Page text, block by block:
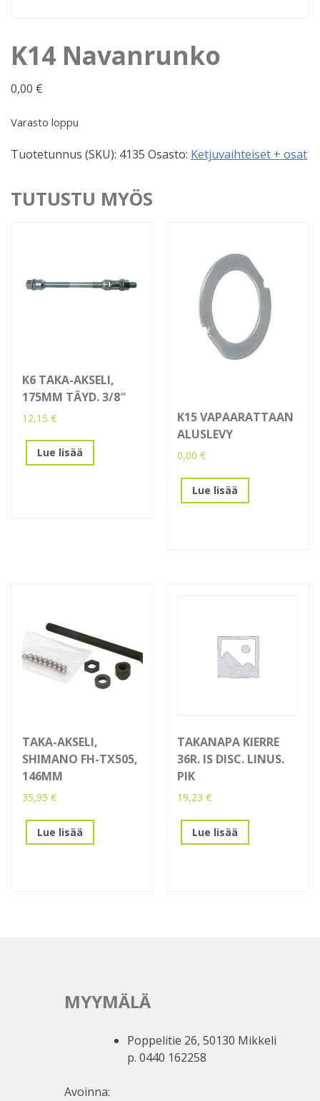
K14 Navanrunko
0,00 €
Varasto loppu
Tuotetunnus (SKU): 4135 Osasto: Ketjuvaihteiset + osat
TUTUSTU MYÖS
K6 TAKA-AKSELI,
175MM TÄYD. 3/8″
12,15 €
Lue lisää
K15 VAPAARATTAAN
ALUSLEVY
0,00€
Lue lisää
TAKA-AKSELI,
SHIMANO FH-TX505,
146MM
35,95 €
Lue lisää
TAKANAPA KIERRE
36R. IS DISC. LINUS.
PIK
19,23€
Lue lisää
MYYMÄLÄ
Poppelitie 26, 50130 Mikkeli
p. 0440 162258
Avoinna: